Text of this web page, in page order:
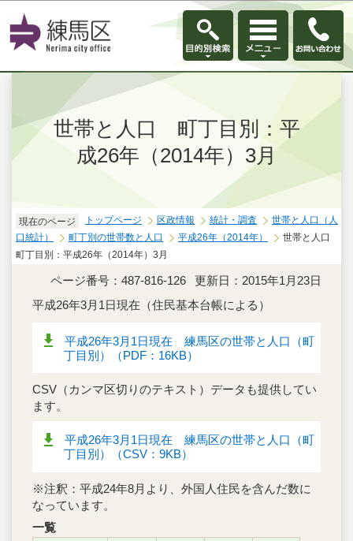
このページの本文へ移動
世帯と人口 町丁目別：平
成26年（2014年）3月
現在のページ トップページ 区政情報 統計・調査
世帯と人口（人
口統計）
町丁別の世帯数と人口 平成26年（2014年）
世帯と人口
町丁目別：平成26年（2014年）3月
ページ番号：487-816-126
更新日：2015年1月23日
平成26年3月1日現在（住民基本台帳による）
平成26年3月1日現在 練馬区の世帯と人口（町
丁目別）（PDF：16KB）
CSV（カンマ区切りのテキスト）データも提供してい
ます。
平成26年3月1日現在 練馬区の世帯と人口（町
丁目別）（CSV：9KB）
※注釈：平成24年8月より、外国人住民を含んだ数に
なっています。
一覧